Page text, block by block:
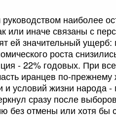
наиболее
или иначе связаны с
ей значительный
роста
- 22% годовых. При
иранцев по-прежнему
и условий жизни народа
сразу после
без отмены или хотя бы